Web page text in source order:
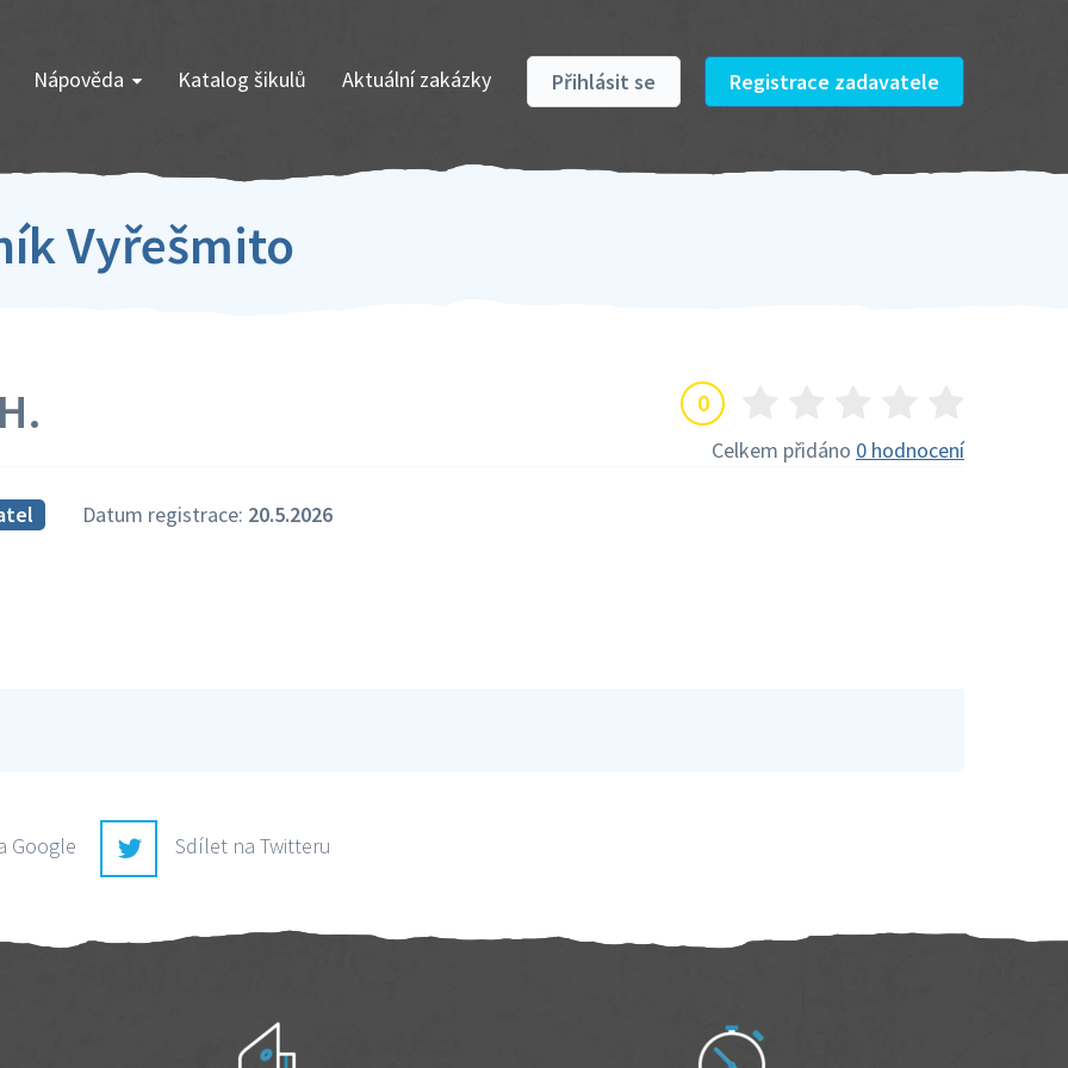
Nápověda Katalog šikulů Aktuální zakázky Přihlásit se Registrace zadavatele
Vyřešmito
0
Celkem přidáno 0 hodnocení
Datum registrace: 20.5.2026
Google Sdílet na Twitteru